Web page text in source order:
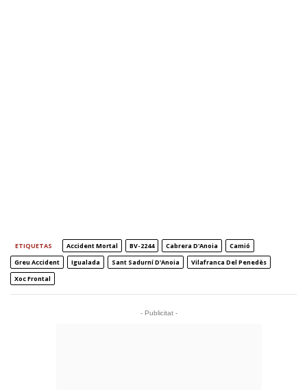
ETIQUETAS Accident Mortal BV-2244 Cabrera D'Anoia
Camió
Greu Accident
Igualada Sant Sadurní D'Anoia
Vilafranca Del Penedès
Xoc Frontal
- Publicitat -